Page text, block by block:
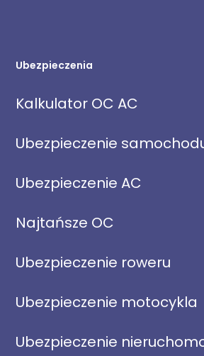
Ubezpieczenia
Kalkulator OC AC
Ubezpieczenie
Ubezpieczenie AC
Najtańsze OC
Ubezpieczenie roweru
Ubezpieczenie motocykla
Ubezpieczenie